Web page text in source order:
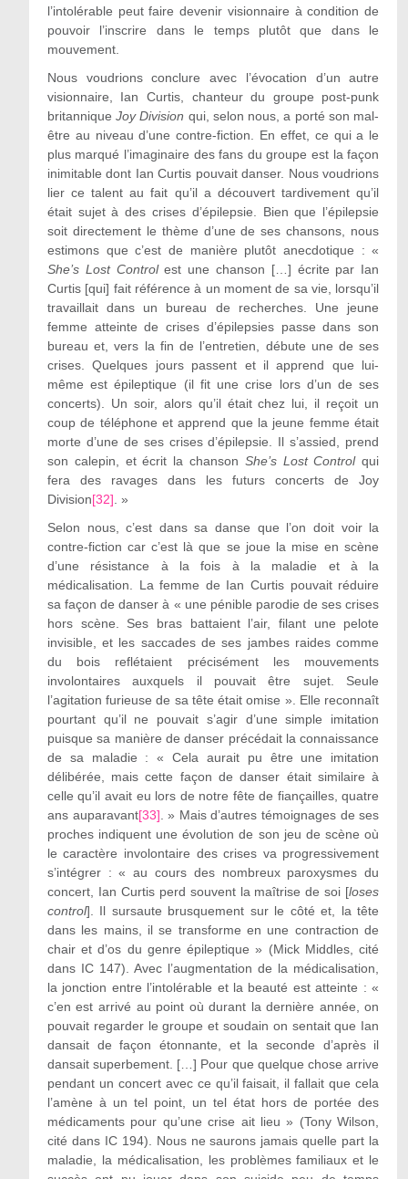
l’intolérable peut faire devenir visionnaire à condition de
pouvoir l’inscrire dans le temps plutôt que dans le
mouvement.
Nous voudrions conclure avec l’évocation d’un autre
visionnaire, Ian Curtis, chanteur du groupe post-punk
britanniqueJoy Division qui, selon nous, a porté son mal-
être au niveau d’une contre-fiction. En effet, ce qui a le
plus marqué l’imaginaire des fans du groupe est la façon
inimitable dont Ian Curtis pouvait danser. Nous voudrions
lier ce talent au fait qu’il a découvert tardivement qu’il
était sujet à des crises d’épilepsie. Bien que l’épilepsie
soit directement le thème d’une de ses chansons, nous
estimons que c’est de manière plutôt anecdotique : «
She’s Lost Controlest une chanson […] écrite par Ian
Curtis [qui] fait référence à un moment de sa vie, lorsqu’il
travaillait dans un bureau de recherches. Une jeune
femme atteinte de crises d’épilepsies passe dans son
bureau et, vers la fin de l’entretien, débute une de ses
crises. Quelques jours passent et il apprend que lui-
même est épileptique (il fit une crise lors d’un de ses
concerts). Un soir, alors qu’il était chez lui, il reçoit un
coup de téléphone et apprend que la jeune femme était
morte d’une de ses crises d’épilepsie. Il s’assied, prend
son calepin, et écrit la chanson She’s Lost Controlqui
fera des ravages dans les futurs concerts de Joy
Division[32] . »
Selon nous, c’est dans sa danse que l’on doit voir la
contre-fiction car c’est là que se joue la mise en scène
d’une résistance à la fois à la maladie et à la
médicalisation. La femme de Ian Curtis pouvait réduire
sa façon de danser à « une pénible parodie de ses crises
hors scène. Ses bras battaient l’air, filant une pelote
invisible, et les saccades de ses jambes raides comme
du bois reflétaient précisément les mouvements
involontaires auxquels il pouvait être sujet. Seule
l’agitation furieuse de sa tête était omise ». Elle reconnaît
pourtant qu’il ne pouvait s’agir d’une simple imitation
puisque sa manière de danser précédait la connaissance
de sa maladie : « Cela aurait pu être une imitation
délibérée, mais cette façon de danser était similaire à
celle qu’il avait eu lors de notre fête de fiançailles, quatre
ans auparavant[33] . » Mais d’autres témoignages de ses
proches indiquent une évolution de son jeu de scène où
le caractère involontaire des crises va progressivement
s’intégrer : « au cours des nombreux paroxysmes du
concert, Ian Curtis perd souvent la maîtrise de soi [loses
control]. Il sursaute brusquement sur le côté et, la tête
dans les mains, il se transforme en une contraction de
chair et d’os du genre épileptique » (Mick Middles, cité
dans IC 147). Avec l’augmentation de la médicalisation,
la jonction entre l’intolérable et la beauté est atteinte : «
c’en est arrivé au point où durant la dernière année, on
pouvait regarder le groupe et soudain on sentait que Ian
dansait de façon étonnante, et la seconde d’après il
dansait superbement. […] Pour que quelque chose arrive
pendant un concert avec ce qu’il faisait, il fallait que cela
l’amène à un tel point, un tel état hors de portée des
médicaments pour qu’une crise ait lieu » (Tony Wilson,
cité dans IC 194). Nous ne saurons jamais quelle part la
maladie, la médicalisation, les problèmes familiaux et le